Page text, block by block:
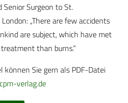
Senior Surgeon to St.
„There are few accidents
are subject, which have met
than burns.“
Sie gern als PDF-Datei
verlag.de